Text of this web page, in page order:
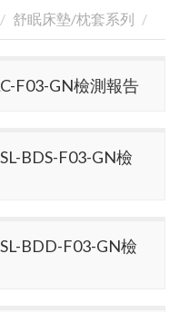
舒眠床墊/枕套系列
F03-GN檢測報告
BDS-F03-GN檢
BDD-F03-GN檢